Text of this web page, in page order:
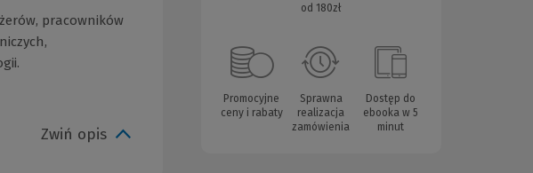
pracowników
Zwiń opis
od 180zł
Promocyjne
ceny i rabaty
Sprawna
realizacja
zamówienia
Dostęp do
ebooka w 5
minut